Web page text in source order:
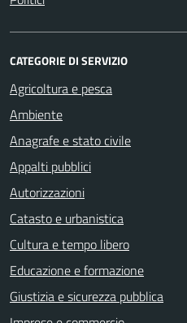
CATEGORIE DI SERVIZIO
Agricoltura e pesca
Ambiente
Anagrafe e stato civile
Appalti pubblici
Autorizzazioni
Catasto e urbanistica
Cultura e tempo libero
Educazione e formazione
Giustizia e sicurezza pubblica